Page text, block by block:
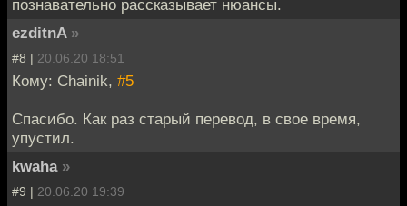
познавательно рассказывает нюансы.
ezditnA »
#8 | 20.06.20 18:51
Кому: Chainik, #5
Спасибо. Как раз старый перевод, в свое время,
упустил.
kwaha »
#9 | 20.06.20 19:39